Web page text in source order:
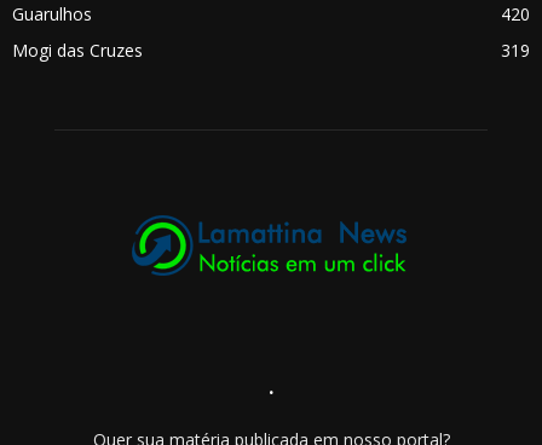
Guarulhos
420
Mogi das Cruzes
319
.
Quer sua matéria publicada em nosso portal?